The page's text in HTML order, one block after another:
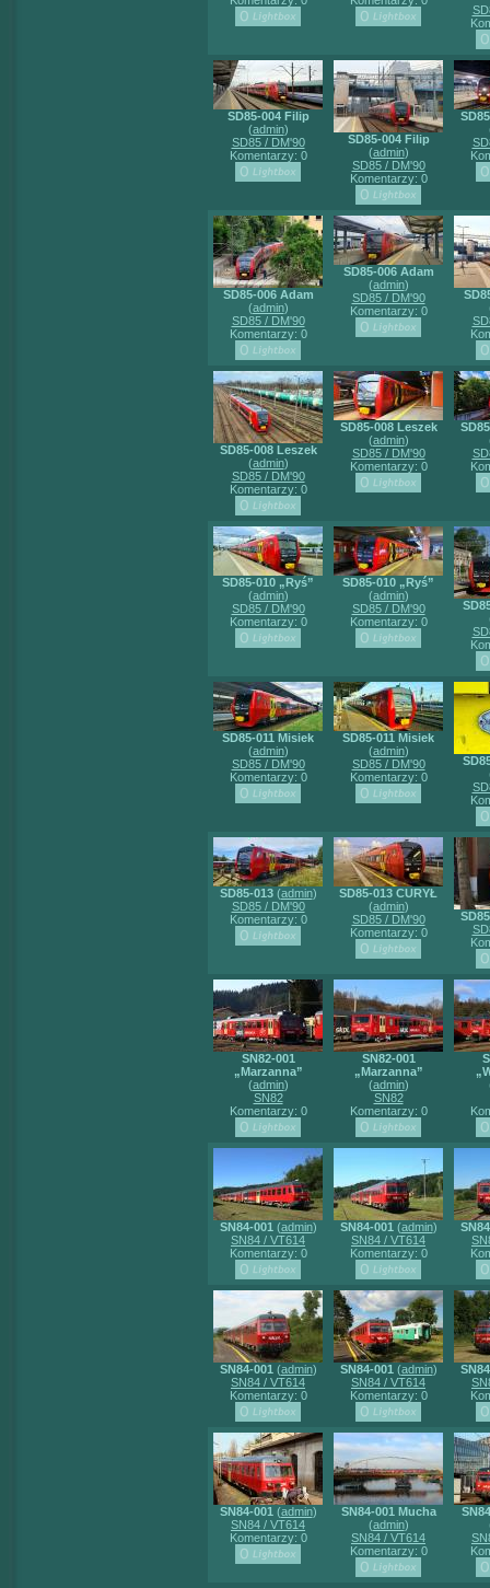
SD85-004 Filip
(admin)
SD85 / DM'90
Komentarzy: 0
SD85-004 Filip
(admin)
SD85 / DM'90
Komentarzy: 0
SD85-006 Adam
(admin)
SD85 / DM'90
Komentarzy: 0
SD85-006 Adam
(admin)
SD85 / DM'90
Komentarzy: 0
SD85-008 Leszek
(admin)
SD85 / DM'90
Komentarzy: 0
SD85-008 Leszek
(admin)
SD85 / DM'90
Komentarzy: 0
SD85-010 „Ryś”
(admin)
SD85 / DM'90
Komentarzy: 0
SD85-010 „Ryś”
(admin)
SD85 / DM'90
Komentarzy: 0
SD85-011 Misiek
(admin)
SD85 / DM'90
Komentarzy: 0
SD85-011 Misiek
(admin)
SD85 / DM'90
Komentarzy: 0
SD85-013(admin)
SD85 / DM'90
Komentarzy: 0
SD85-013 CURYŁ
(admin)
SD85 / DM'90
Komentarzy: 0
SN82-001
„Marzanna”
(admin)
SN82
Komentarzy: 0
SN82-001
„Marzanna”
(admin)
SN82
Komentarzy: 0
SN84-001 (admin)
SN84 / VT614
Komentarzy: 0
SN84-001 (admin)
SN84 / VT614
Komentarzy: 0
SN84-001 (admin)
SN84 / VT614
Komentarzy: 0
SN84-001 (admin)
SN84 / VT614
Komentarzy: 0
SN84-001 (admin)
SN84 / VT614
Komentarzy: 0
SN84-001 Mucha
(admin)
SN84 / VT614
Komentarzy: 0